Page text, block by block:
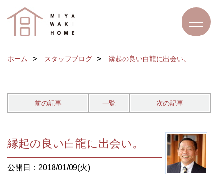
ホーム スタッフブログ 縁起の良い白龍に出会い。
前の記事 一覧 次の記事
縁起の良い白龍に出会い。
公開日：2018/01/09(火)